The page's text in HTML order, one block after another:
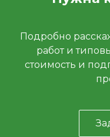
Подробно
работ и
стоимость и